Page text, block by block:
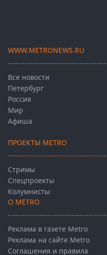
WWW.METRONEWS.RU
Все новости
Петербург
Россия
Мир
Афиша
ПРОЕКТЫ METRO
Стримы
Спецпроекты
Колумнисты
О METRO
Реклама в газете Metro
Реклама на сайте Metro
Соглашения и правила